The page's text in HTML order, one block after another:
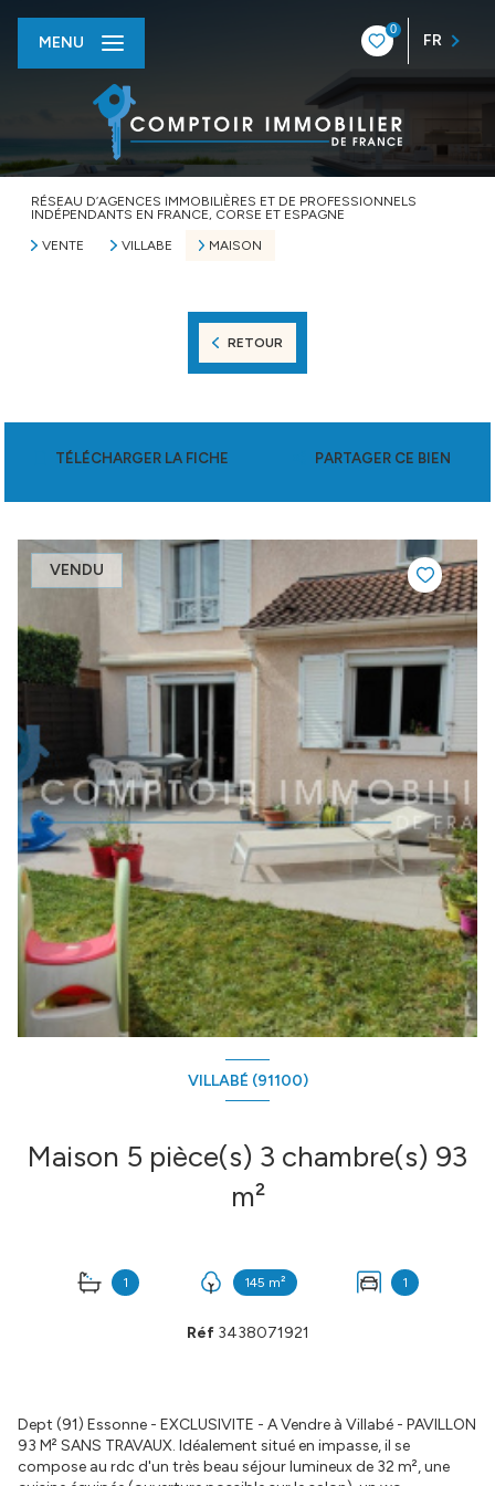
0
FR
MENU
RÉSEAU D’AGENCES IMMOBILIÈRES ET DE PROFESSIONNELS
INDÉPENDANTS EN FRANCE, CORSE ET ESPAGNE
VENTE
VILLABE MAISON
RETOUR
TÉLÉCHARGER LA FICHE PARTAGER CE BIEN
VENDU
VILLABÉ (91100)
Maison 5 pièce(s) 3 chambre(s) 93
m²
1 145 m² 1
Réf 3438071921
Dept (91) Essonne - EXCLUSIVITE - A Vendre à Villabé - PAVILLON
93 M² SANS TRAVAUX. Idéalement situé en impasse, il se
compose au rdc d'un très beau séjour lumineux de 32 m², une